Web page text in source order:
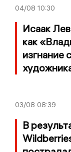
04/08 10:30
Исаак
как
изгнание
03/08 08:39
В